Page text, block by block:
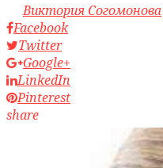
byВиктория Согомонова
Facebook
Twitter
Google+
LinkedIn
Pinterest
share